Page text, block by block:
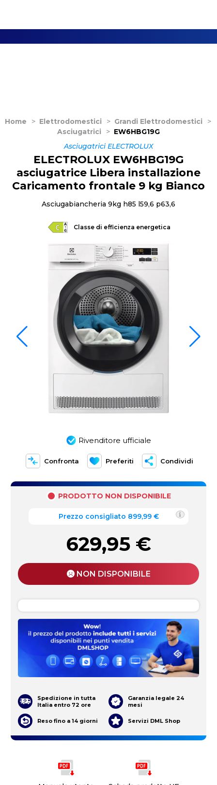
Home > Elettrodomestici > Grandi Elettrodomestici
>
Asciugatrici
> EW6HBG19G
Asciugatrici ELECTROLUX
Classe di efficienza energetica
Rivenditore ufficiale
Confronta Preferiti Condividi
ELECTROLUX EW6HBG19G
asciugatrice Libera installazione
Caricamento frontale 9 kg Bianco
Asciugabiancheria 9kg h85 l59,6 p63,6
PRODOTTO NON DISPONIBILE
Prezzo consigliato 899,99 €
629,95 €
NON DISPONIBILE
Spedizione in tutta
Italia entro 72 ore
Garanzia legale 24
mesi
Reso fino a 14 giorni Servizi DML Shop